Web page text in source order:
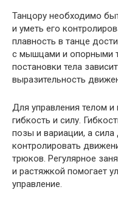
Танцору необходимо
и уметь его
плавность в танце
с мышцами и опорными
постановки тела
выразительность
Для управления телом
гибкость и силу.
позы и вариации, а
контролировать
трюков. Регулярное
и растяжкой помогает
управление.